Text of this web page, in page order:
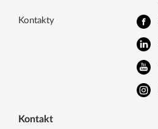
Kontakty
Kontakt